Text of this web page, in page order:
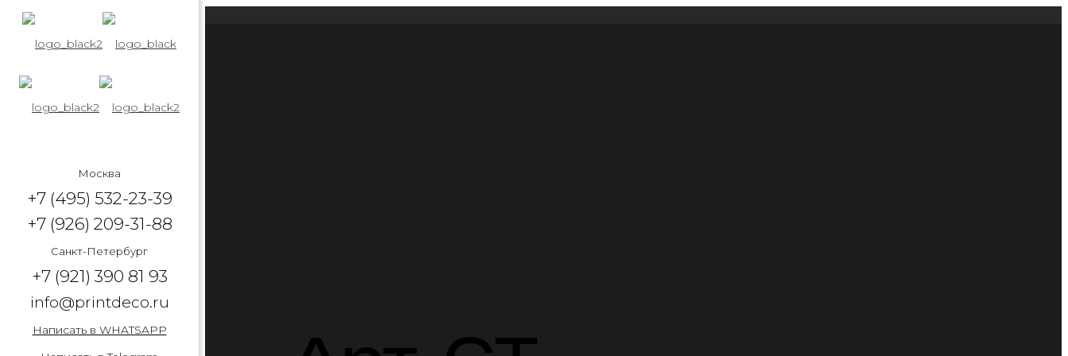
Москва
+7 (495) 532-23-39
+7 (926) 209-31-88
Санкт-Петербург
+7 (921) 390 81 93
info@printdeco.ru
Написать в WHATSAPP